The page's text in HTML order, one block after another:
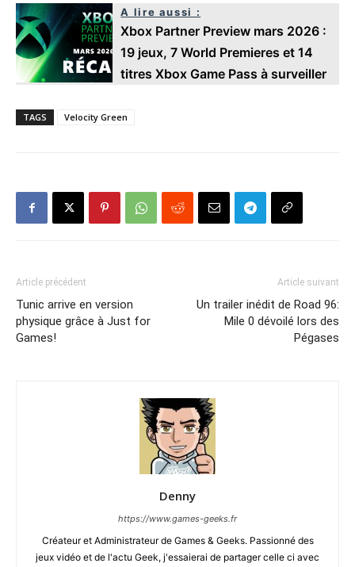
A lire aussi :
Xbox Partner Preview mars 2026 :
19 jeux, 7 World Premieres et 14
titres Xbox Game Pass à surveiller
TAGS Velocity Green
Article précédent
Tunic arrive en version
physique grâce à Just for
Games!
Article suivant
Un trailer inédit de Road 96:
Mile 0 dévoilé lors des
Pégases
Denny
https://www.games-geeks.fr
Créateur et Administrateur de Games & Geeks. Passionné des
jeux vidéo et de l'actu Geek, j'essaierai de partager celle ci avec